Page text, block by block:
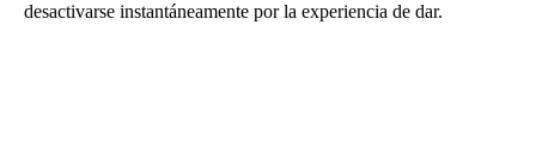
desactivarse instantáneamente por la experiencia de dar.